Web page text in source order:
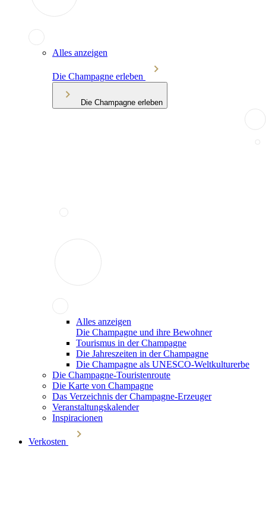
Alles anzeigen
Die Champagne erleben
Die Champagne erleben
Alles anzeigen
Die Champagne und ihre Bewohner
Tourismus in der Champagne
Die Jahreszeiten in der Champagne
Die Champagne als UNESCO-Weltkulturerbe
Die Champagne-Touristenroute
Die Karte von Champagne
Das Verzeichnis der Champagne-Erzeuger
Veranstaltungskalender
Inspiracionen
Verkosten